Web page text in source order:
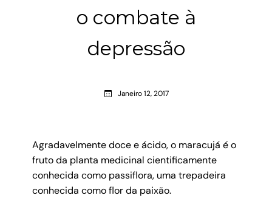
o combate à
depressão
Janeiro 12, 2017
Agradavelmente doce e ácido, o maracujá é o
fruto da planta medicinal cientificamente
conhecida como passiflora, uma trepadeira
conhecida como flor da paixão.